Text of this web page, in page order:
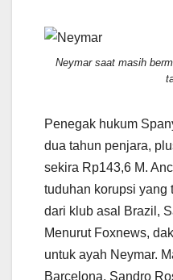
Neymar saat masih
Penegak hukum
dua tahun penjara,
sekira Rp143,6 M.
tuduhan korupsi yang
dari klub asal Brazil,
Menurut Foxnews,
untuk ayah Neymar.
Barcelona, Sandro